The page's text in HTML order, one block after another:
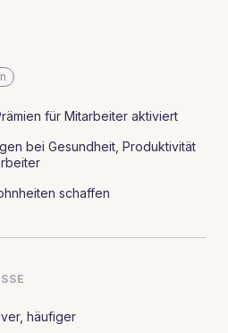
für Mitarbeiter aktiviert
bei Gesundheit, Produktivität
schaffen
häufiger